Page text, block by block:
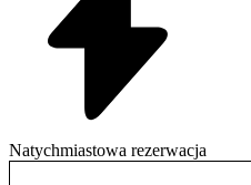
Natychmiastowa rezerwacja